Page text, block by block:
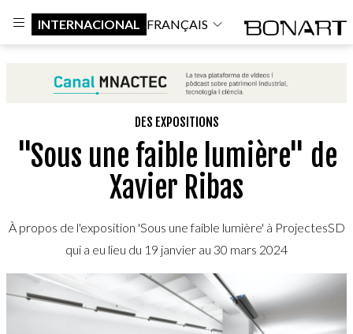
INTERNACIONAL FRANÇAIS
DES EXPOSITIONS
"Sous une faible lumière" de
Xavier Ribas
À propos de l'exposition 'Sous une faible lumière' à ProjectesSD
qui a eu lieu du 19 janvier au 30 mars 2024